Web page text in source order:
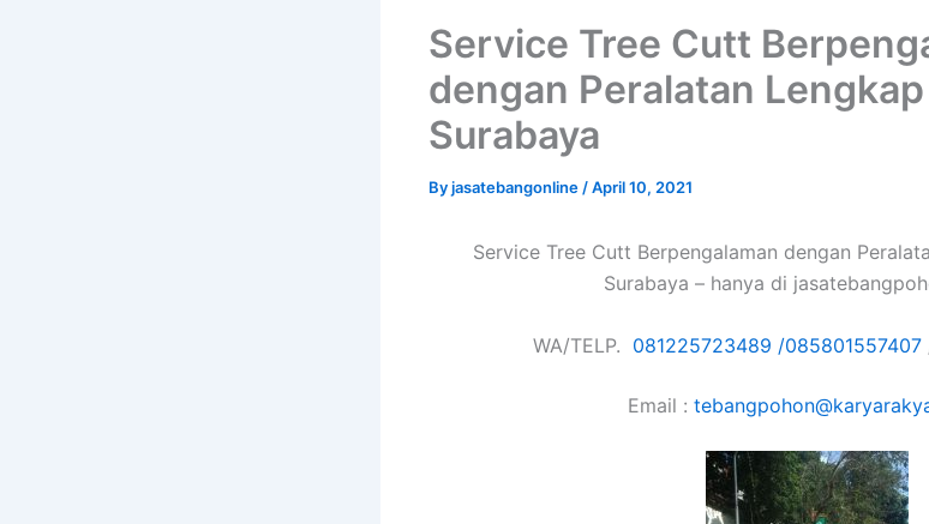
Service Tree Cutt
dengan Peralatan
Surabaya
Byjasatebangonline /April 10, 2021
Service Tree Cutt Berpengalaman dengan
Surabaya – hanya di
WA/TELP. 081225723489 /085801557407
Email :